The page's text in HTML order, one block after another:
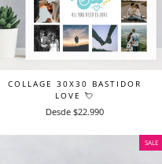
COLLAGE 30X30 BASTIDOR
LOVE 💘
Desde $22.990
SALE